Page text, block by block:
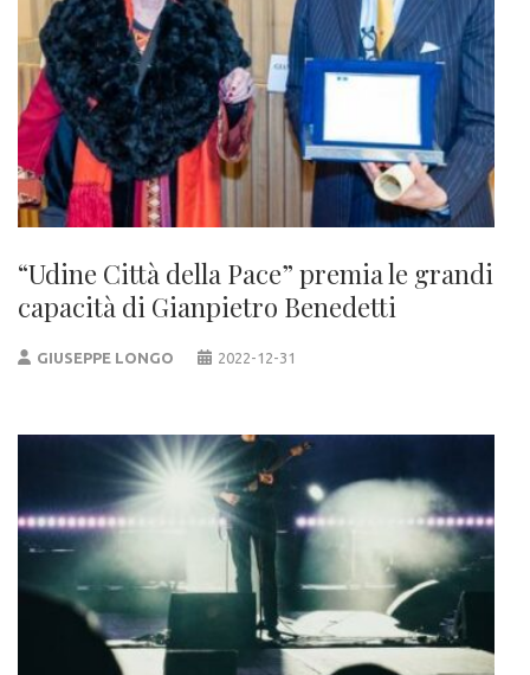
“Udine Città della Pace” premia le grandi
capacità di Gianpietro Benedetti
GIUSEPPE LONGO 2022-12-31